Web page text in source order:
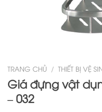
TRANG CHỦ / THIẾT BỊ VỆ
Giá đựng vật
– 032